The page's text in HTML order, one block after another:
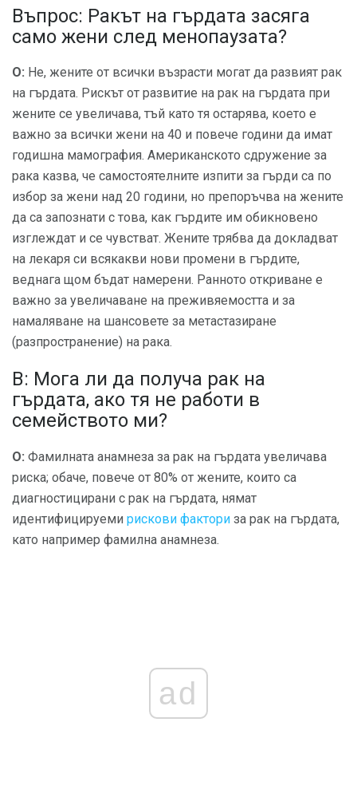
Въпрос: Ракът на гърдата засяга
само жени след менопаузата?
О: Не, жените от всички възрасти могат да развият рак
на гърдата. Рискът от развитие на рак на гърдата при
жените се увеличава, тъй като тя остарява, което е
важно за всички жени на 40 и повече години да имат
годишна мамография. Американското сдружение за
рака казва, че самостоятелните изпити за гърди са по
избор за жени над 20 години, но препоръчва на жените
да са запознати с това, как гърдите им обикновено
изглеждат и се чувстват. Жените трябва да докладват
на лекаря си всякакви нови промени в гърдите,
веднага щом бъдат намерени. Ранното откриване е
важно за увеличаване на преживяемостта и за
намаляване на шансовете за метастазиране
(разпространение) на рака.
В: Мога ли да получа рак на
гърдата, ако тя не работи в
семейството ми?
О: Фамилната анамнеза за рак на гърдата увеличава
риска; обаче, повече от 80% от жените, които са
диагностицирани с рак на гърдата, нямат
идентифицируеми рискови фактори за рак на гърдата,
като например фамилна анамнеза.
ad